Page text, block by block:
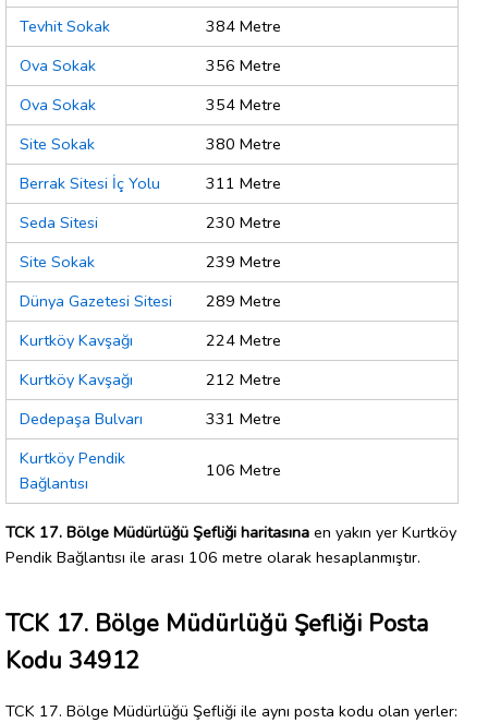
Tevhit Sokak
384 Metre
Ova Sokak
356 Metre
Ova Sokak
354 Metre
Site Sokak
380 Metre
Berrak Sitesi İç Yolu
311 Metre
Seda Sitesi
230 Metre
Site Sokak
239 Metre
Dünya Gazetesi Sitesi
289 Metre
Kurtköy Kavşağı
224 Metre
Kurtköy Kavşağı
212 Metre
Dedepaşa Bulvarı
331 Metre
Kurtköy Pendik
Bağlantısı
106 Metre
TCK 17. Bölge Müdürlüğü Şefliği haritasına en yakın yer Kurtköy
Pendik Bağlantısı ile arası 106 metre olarak hesaplanmıştır.
TCK 17. Bölge Müdürlüğü Şefliği Posta
Kodu 34912
TCK 17. Bölge Müdürlüğü Şefliği ile aynı posta kodu olan yerler: